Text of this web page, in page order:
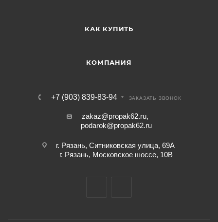
КАК КУПИТЬ
КОМПАНИЯ
+7 (903) 839-83-94 ЗАКАЗАТЬ ЗВОНОК
zakaz@propak62.ru,
podarok@propak62.ru
г. Рязань, Ситниковская улица, 69А
г. Рязань, Московское шоссе, 10В